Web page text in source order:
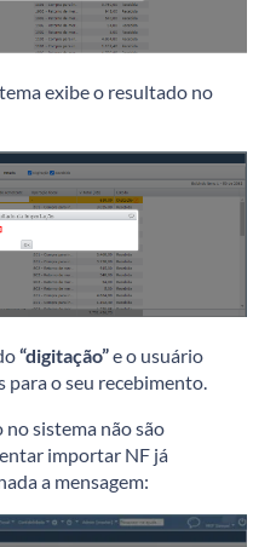
exibe o resultado no
“digitação”e o usuário
para o seu recebimento.
no sistema não são
importar NF já
a mensagem: